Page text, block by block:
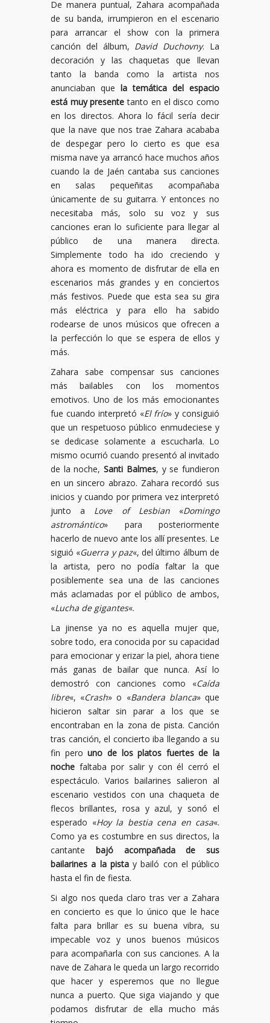
De manera puntual, Zahara acompañada
de su banda, irrumpieron en el escenario
para arrancar el show con la primera
canción del álbum, David Duchovny. La
decoración y las chaquetas que llevan
tanto la banda como la artista nos
anunciaban que la temática del espacio
está muy presente tanto en el disco como
en los directos. Ahora lo fácil sería decir
que la nave que nos trae Zahara acababa
de despegar pero lo cierto es que esa
misma nave ya arrancó hace muchos años
cuando la de Jaén cantaba sus canciones
en salas pequeñitas acompañaba
únicamente de su guitarra. Y entonces no
necesitaba más, solo su voz y sus
canciones eran lo suficiente para llegar al
público de una manera directa.
Simplemente todo ha ido creciendo y
ahora es momento de disfrutar de ella en
escenarios más grandes y en conciertos
más festivos. Puede que esta sea su gira
más eléctrica y para ello ha sabido
rodearse de unos músicos que ofrecen a
la perfección lo que se espera de ellos y
más.
Zahara sabe compensar sus canciones
más bailables con los momentos
emotivos. Uno de los más emocionantes
fue cuando interpretó «El frío» y consiguió
que un respetuoso público enmudeciese y
se dedicase solamente a escucharla. Lo
mismo ocurrió cuando presentó al invitado
de la noche,Santi Balmes, y se fundieron
en un sincero abrazo. Zahara recordó sus
inicios y cuando por primera vez interpretó
junto a Love of Lesbian«Domingo
astromántico» para posteriormente
hacerlo de nuevo ante los allí presentes. Le
siguió «Guerra y paz«, del último álbum de
la artista, pero no podía faltar la que
posiblemente sea una de las canciones
más aclamadas por el público de ambos,
«Lucha de gigantes«.
La jinense ya no es aquella mujer que,
sobre todo, era conocida por su capacidad
para emocionar y erizar la piel, ahora tiene
más ganas de bailar que nunca. Así lo
demostró con canciones como «Caída
libre«, «Crash» o «Bandera blanca» que
hicieron saltar sin parar a los que se
encontraban en la zona de pista. Canción
tras canción, el concierto iba llegando a su
fin perouno de los platos fuertes de la
noche faltaba por salir y con él cerró el
espectáculo. Varios bailarines salieron al
escenario vestidos con una chaqueta de
flecos brillantes, rosa y azul, y sonó el
esperado «Hoy la bestia cena en casa«.
Como ya es costumbre en sus directos, la
cantante bajó acompañada de sus
bailarines a la pistay bailó con el público
hasta el fin de fiesta.
Si algo nos queda claro tras ver a Zahara
en concierto es que lo único que le hace
falta para brillar es su buena vibra, su
impecable voz y unos buenos músicos
para acompañarla con sus canciones. A la
nave de Zahara le queda un largo recorrido
que hacer y esperemos que no llegue
nunca a puerto. Que siga viajando y que
podamos disfrutar de ella mucho más